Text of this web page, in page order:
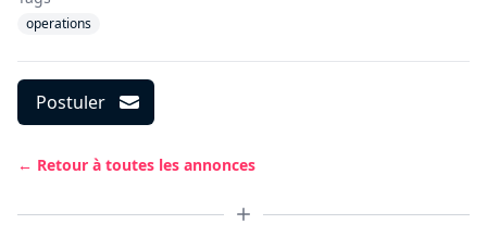
operations
Postuler
← Retour à toutes les annonces